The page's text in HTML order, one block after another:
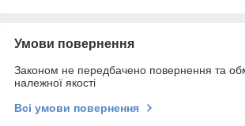
Умови повернення
Законом не передбачено повернення та
належної якості
Всі умови повернення